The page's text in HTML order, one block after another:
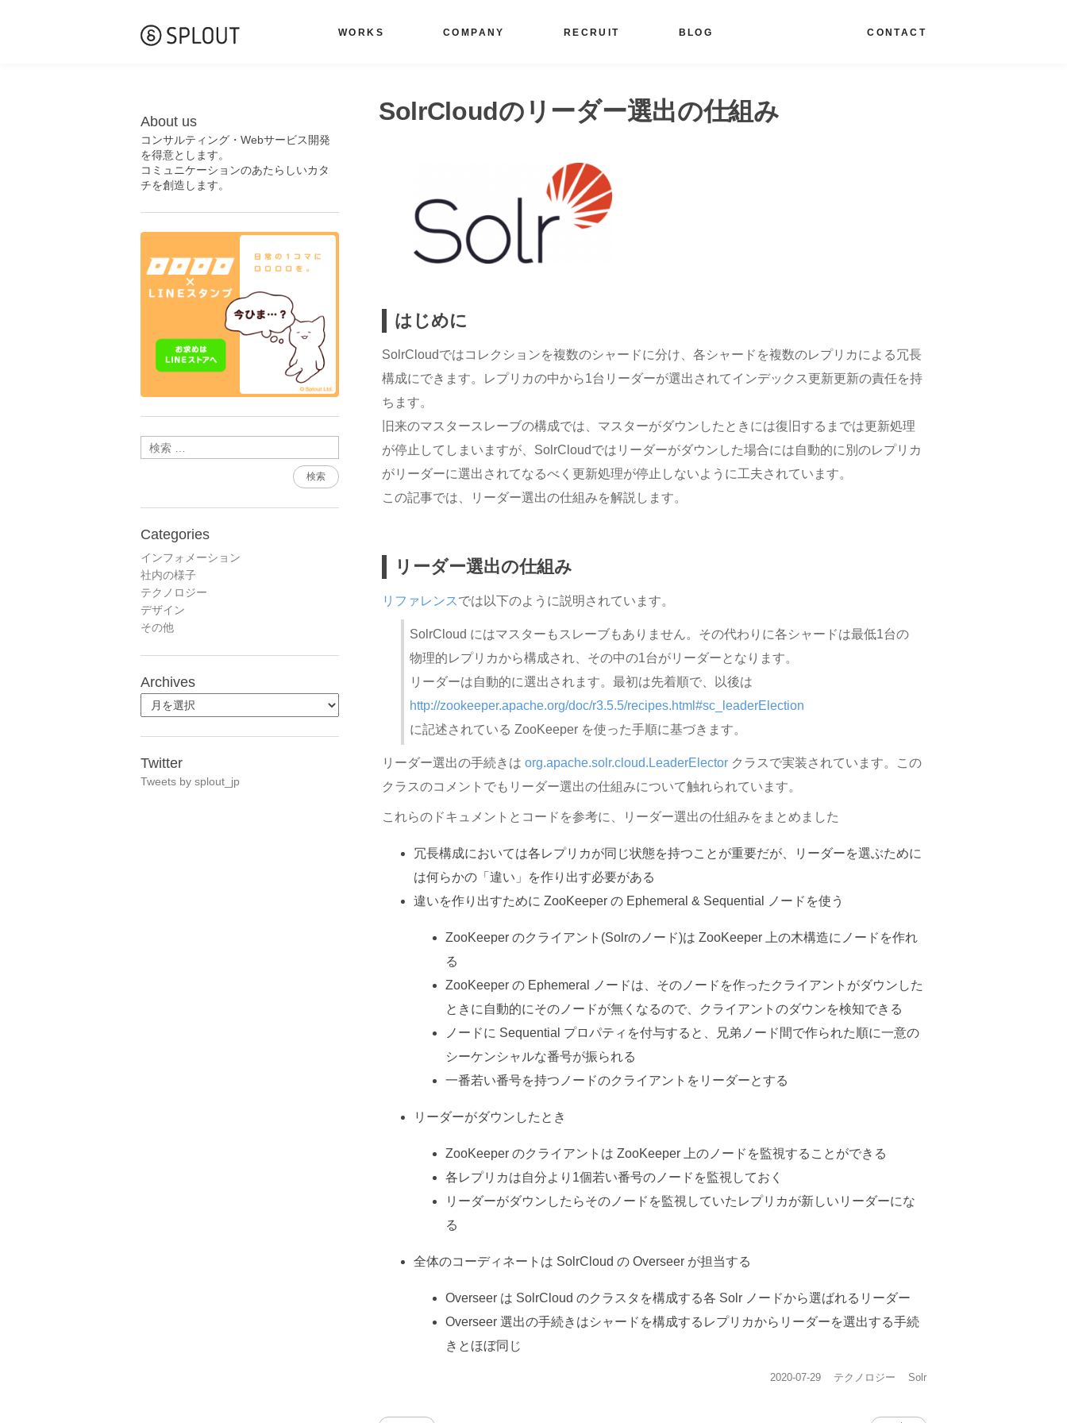
WORKS COMPANY RECRUIT BLOG CONTACT
SolrCloudのリーダー選出の仕組み
はじめに
SolrCloudではコレクションを複数のシャードに分け、各シャードを複数のレプリカによる冗長
構成にできます。レプリカの中から1台リーダーが選出されてインデックス更新更新の責任を持
ちます。
旧来のマスタースレーブの構成では、マスターがダウンしたときには復旧するまでは更新処理
が停止してしまいますが、SolrCloudではリーダーがダウンした場合には自動的に別のレプリカ
がリーダーに選出されてなるべく更新処理が停止しないように工夫されています。
この記事では、リーダー選出の仕組みを解説します。
リーダー選出の仕組み
リファレンスでは以下のように説明されています。
SolrCloud にはマスターもスレーブもありません。その代わりに各シャードは最低1台の
物理的レプリカから構成され、その中の1台がリーダーとなります。
リーダーは自動的に選出されます。最初は先着順で、以後は
http://zookeeper.apache.org/doc/r3.5.5/recipes.html#sc_leaderElection
に記述されている ZooKeeper を使った手順に基づきます。
リーダー選出の手続きは org.apache.solr.cloud.LeaderElector クラスで実装されています。この
クラスのコメントでもリーダー選出の仕組みについて触れられています。
これらのドキュメントとコードを参考に、リーダー選出の仕組みをまとめました
冗長構成においては各レプリカが同じ状態を持つことが重要だが、リーダーを選ぶために
は何らかの「違い」を作り出す必要がある
違いを作り出すために ZooKeeper の Ephemeral & Sequential ノードを使う
ZooKeeper のクライアント(Solrのノード)は ZooKeeper 上の木構造にノードを作れ
る
ZooKeeper の Ephemeral ノードは、そのノードを作ったクライアントがダウンした
ときに自動的にそのノードが無くなるので、クライアントのダウンを検知できる
ノードに Sequential プロパティを付与すると、兄弟ノード間で作られた順に一意の
シーケンシャルな番号が振られる
一番若い番号を持つノードのクライアントをリーダーとする
リーダーがダウンしたとき
ZooKeeper のクライアントは ZooKeeper 上のノードを監視することができる
各レプリカは自分より1個若い番号のノードを監視しておく
リーダーがダウンしたらそのノードを監視していたレプリカが新しいリーダーにな
る
全体のコーディネートは SolrCloud の Overseer が担当する
Overseer は SolrCloud のクラスタを構成する各 Solr ノードから選ばれるリーダー
Overseer 選出の手続きはシャードを構成するレプリカからリーダーを選出する手続
きとほぼ同じ
投
2020-07-29
カ
テクノロジー
タ
Solr
About us
コンサルティング・Webサービス開発
を得意とします。
コミュニケーションのあたらしいカタ
チを創造します。
検索
Categories
インフォメーション
社内の様子
テクノロジー
デザイン
その他
Archives
Twitter
Tweets by splout_jp